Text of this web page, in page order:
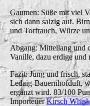
Gaumen: Süße mit viel
sich dann salzig auf.
und Torfrauch, Würze
Abgang: Mittellang und
Vanille, dazu erdige und
Fazit: Jung und frisch,
Ledaig-Bauernhofduft,
ergänzt wird. 83/100
ImporteuerKirsch